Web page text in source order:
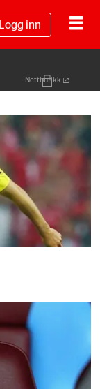
Logg inn
Nettbutikk